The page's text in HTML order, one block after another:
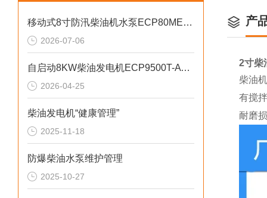
移动式8寸防汛柴油机水泵ECP80ME产品介绍
2026-07-06
自启动8KW柴油发电机ECP9500T-ATS参数介绍
2026-04-25
柴油发电机“健康管理”
2025-11-18
防爆柴油水泵维护管理
2025-10-27
产
2寸柴
柴油
有搅
耐磨